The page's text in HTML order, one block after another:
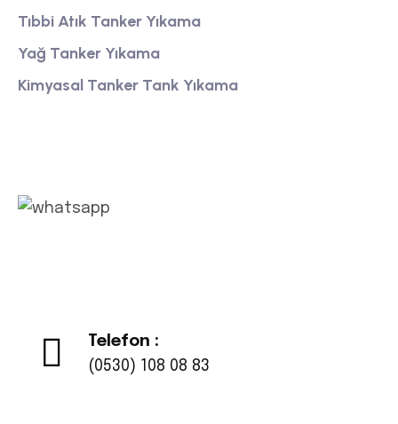
Tıbbi Atık Tanker Yıkama
Yağ Tanker Yıkama
Kimyasal Tanker Tank Yıkama
Telefon :
(0530) 108 08 83